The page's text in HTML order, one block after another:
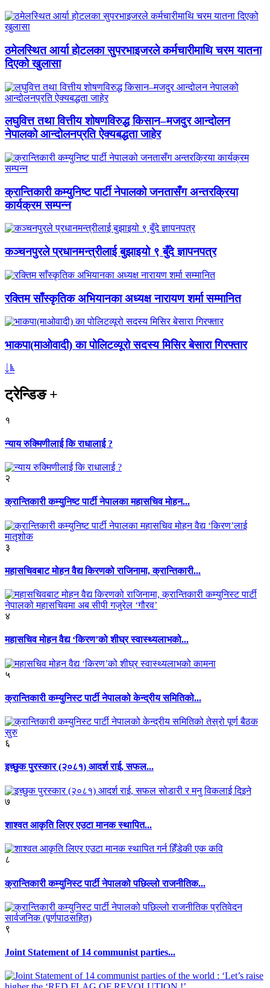
ठमेलस्थित आर्या होटलका सुपरभाइजरले कर्मचारीमाथि चरम यातना
दिएको खुलासा
लघुवित्त तथा वित्तीय शोषणविरुद्ध किसान–मजदुर आन्दोलन
नेपालको आन्दोलनप्रति ऐक्यबद्धता जाहेर
क्रान्तिकारी कम्युनिष्ट पार्टी नेपालको जनतासँग अन्तरक्रिया
कार्यक्रम सम्पन्न
कञ्चनपुरले प्रधानमन्त्रीलाई बुझाइयो ९ बुँदे ज्ञापनपत्र
रक्तिम साँस्कृतिक अभियानका अध्यक्ष नारायण शर्मा सम्मानित
भाकपा(माओवादी) का पोलिटव्यूरो सदस्य मिसिर बेसारा गिरफ्तार
ट्रेन्डिङ+
१
न्याय रुक्मिणीलाई कि राधालाई ?
२
क्रान्तिकारी कम्युनिष्ट पार्टी नेपालका महासचिव मोहन...
३
महासचिवबाट मोहन वैद्य किरणको राजिनामा, क्रान्तिकारी...
४
महासचिव मोहन वैद्य ‘किरण’को शीघ्र स्वास्थ्यलाभको...
५
क्रान्तिकारी कम्युनिस्ट पार्टी नेपालको केन्द्रीय समितिको...
६
इच्छुक पुरस्कार (२०८१) आदर्श राई, सफल...
७
शाश्वत आकृति लिएर एउटा मानक स्थापित...
८
क्रान्तिकारी कम्युनिस्ट पार्टी नेपालको पछिल्लो राजनीतिक...
९
Joint Statement of 14 communist parties...